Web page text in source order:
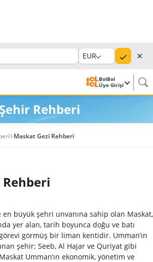
EUR ✕
BolBol
Üye Girişi
Şehir Rehberi
Maskat Gezi Rehberi
en büyük şehri unvanına sahip olan Maskat,
yer alan, tarih boyunca doğu ve batı
görmüş bir liman kentidir. Umman’ın
şehir; Seeb, Al Hajar ve Quriyat gibi
Umman’ın ekonomik, yönetim ve